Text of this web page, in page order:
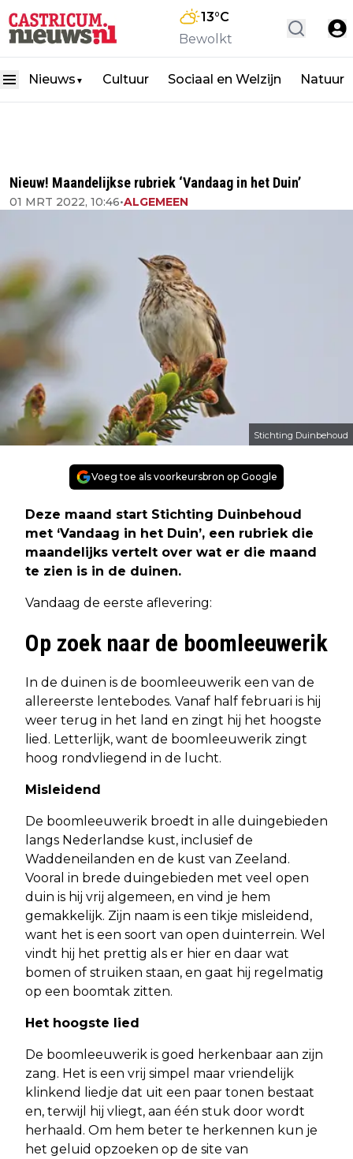
13°C
Bewolkt
Nieuws ▼ Cultuur Sociaal en Welzijn Natuur
Nieuw! Maandelijkse rubriek ‘Vandaag in het Duin’
01 MRT 2022, 10:46•ALGEMEEN
Stichting Duinbehoud
Voeg toe als voorkeursbron op Google
Deze maand start Stichting Duinbehoud
met ‘Vandaag in het Duin’, een rubriek die
maandelijks vertelt over wat er die maand
te zien is in de duinen.
Vandaag de eerste aflevering:
Op zoek naar de boomleeuwerik
In de duinen is de boomleeuwerik een van de
allereerste lentebodes. Vanaf half februari is hij
weer terug in het land en zingt hij het hoogste
lied. Letterlijk, want de boomleeuwerik zingt
hoog rondvliegend in de lucht.
Misleidend
De boomleeuwerik broedt in alle duingebieden
langs Nederlandse kust, inclusief de
Waddeneilanden en de kust van Zeeland.
Vooral in brede duingebieden met veel open
duin is hij vrij algemeen, en vind je hem
gemakkelijk. Zijn naam is een tikje misleidend,
want het is een soort van open duinterrein. Wel
vindt hij het prettig als er hier en daar wat
bomen of struiken staan, en gaat hij regelmatig
op een boomtak zitten.
Het hoogste lied
De boomleeuwerik is goed herkenbaar aan zijn
zang. Het is een vrij simpel maar vriendelijk
klinkend liedje dat uit een paar tonen bestaat
en, terwijl hij vliegt, aan één stuk door wordt
herhaald. Om hem beter te herkennen kun je
het geluid opzoeken op de site van